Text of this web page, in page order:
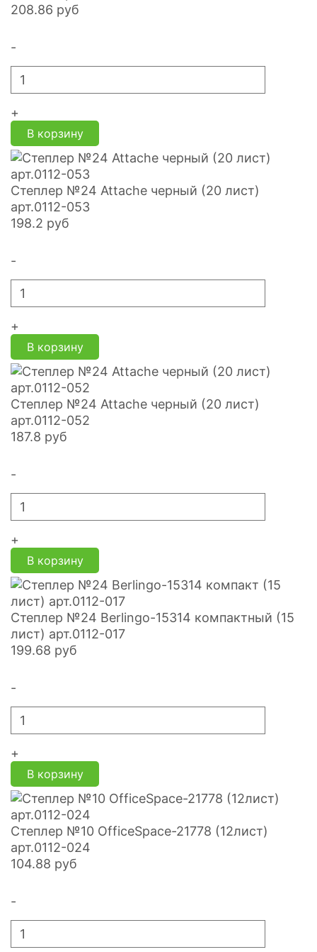
208.86 руб
-
+
В корзину
Степлер №24 Attache черный (20 лист)
арт.0112-053
198.2 руб
-
+
В корзину
Степлер №24 Attache черный (20 лист)
арт.0112-052
187.8 руб
-
+
В корзину
Степлер №24 Berlingo-15314 компактный (15
лист) арт.0112-017
199.68 руб
-
+
В корзину
Степлер №10 OfficeSpace-21778 (12лист)
арт.0112-024
104.88 руб
-